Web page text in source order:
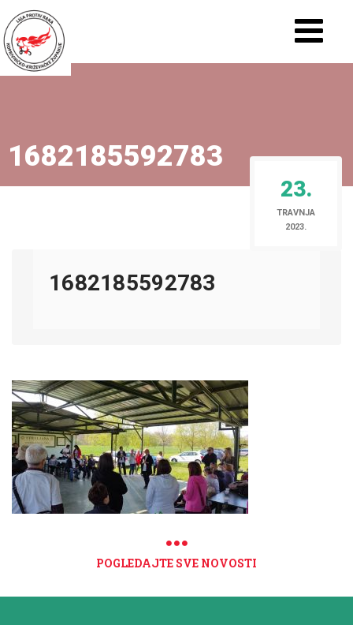
1682185592783
23.
TRAVNJA
2023.
1682185592783
POGLEDAJTE SVE NOVOSTI